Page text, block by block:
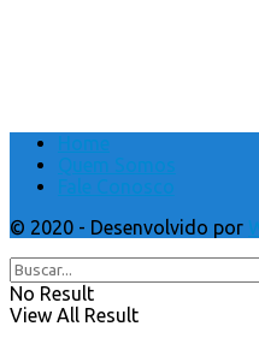
Home
Quem Somos
Fale Conosco
© 2020 - Desenvolvido por
No Result
View All Result